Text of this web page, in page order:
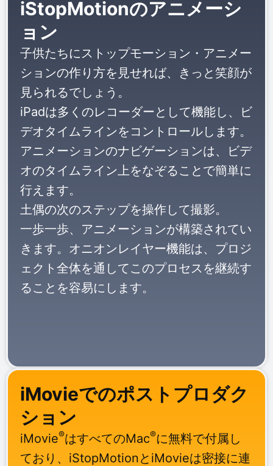
iStopMotionのアニメーシ
ョン
子供たちにストップモーション・アニメー
ションの作り方を見せれば、きっと笑顔が
見られるでしょう。
iPadは多くのレコーダーとして機能し、ビ
デオタイムラインをコントロールします。
アニメーションのナビゲーションは、ビデ
オのタイムライン上をなぞることで簡単に
行えます。
土偶の次のステップを操作して撮影。
一歩一歩、アニメーションが構築されてい
きます。オニオンレイヤー機能は、プロジ
ェクト全体を通してこのプロセスを継続す
ることを容易にします。
iMovieでのポストプロダク
ション
iMovie®はすべてのMac®に無料で付属し
ており、iStopMotionとiMovieは密接に連